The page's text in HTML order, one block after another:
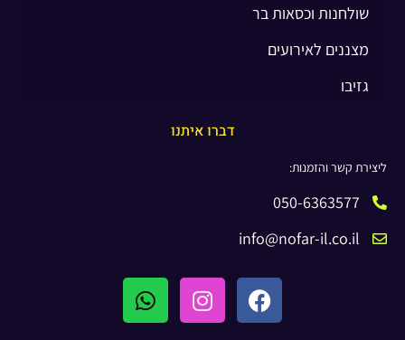
שולחנות וכסאות בר
מצננים לאירועים
גזיבו
דברו איתנו
ליצירת קשר והזמנות:
050-6363577
info@nofar-il.co.il